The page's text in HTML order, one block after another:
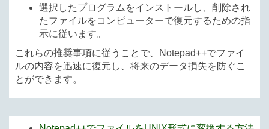
選択したプログラムをインストールし、削除され
たファイルをコンピューターで復元するための指
示に従います。
これらの推奨事項に従うことで、Notepad++でファイ
ルの内容を迅速に復元し、将来のデータ損失を防ぐこ
とができます。